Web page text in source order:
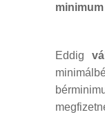
Eddig